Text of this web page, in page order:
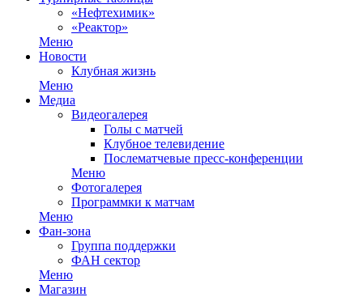
«Нефтехимик»
«Реактор»
Меню
Новости
Клубная жизнь
Меню
Медиа
Видеогалерея
Голы с матчей
Клубное телевидение
Послематчевые пресс-конференции
Меню
Фотогалерея
Программки к матчам
Меню
Фан-зона
Группа поддержки
ФАН сектор
Меню
Магазин